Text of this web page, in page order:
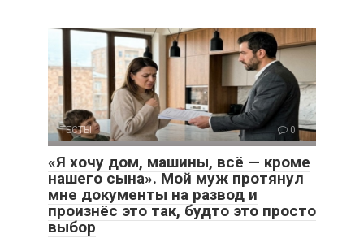
ТЕСТЫ 0
«Я хочу дом, машины, всё — кроме
нашего сына». Мой муж протянул
мне документы на развод и
произнёс это так, будто это просто
выбор